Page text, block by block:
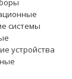
системы
устройства